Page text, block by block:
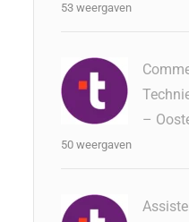
53 weergaven
–
50 weergaven